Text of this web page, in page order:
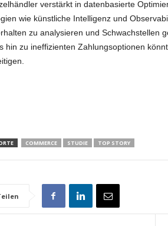
verstärkt in datenbasierte
wie künstliche Intelligenz und
zu analysieren und Schwachstellen
hin zu ineffizienten Zahlungsoptionen
COMMERCE STUDIE TOP STORY